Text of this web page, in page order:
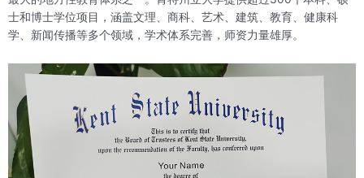
士和博士学位项目，涵盖文理、商科、艺术、建筑、教育、健康科
学、新闻传播等多个领域，学术体系完善，师资力量雄厚。